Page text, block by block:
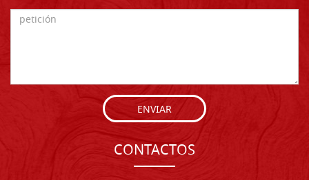
ENVIAR
CONTACTOS